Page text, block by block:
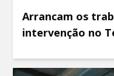
Arrancam os
intervenção no